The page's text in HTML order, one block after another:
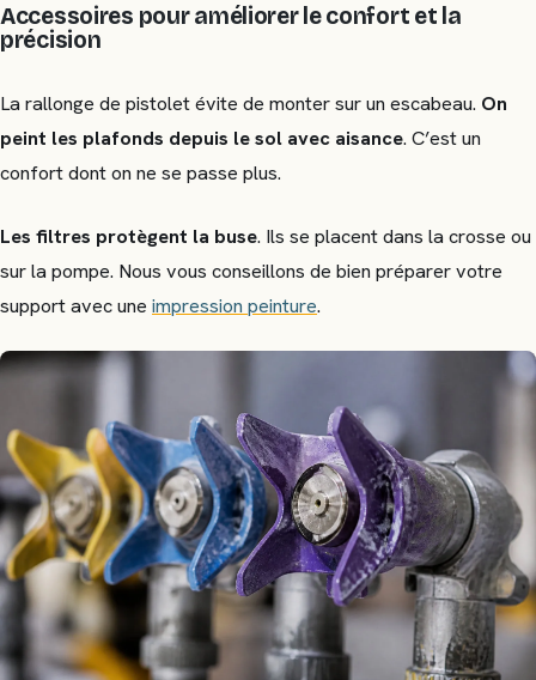
Accessoires pour améliorer le confort et la
précision
La rallonge de pistolet évite de monter sur un escabeau. On
peint les plafonds depuis le sol avec aisance. C’est un
confort dont on ne se passe plus.
Les filtres protègent la buse. Ils se placent dans la crosse ou
sur la pompe. Nous vous conseillons de bien préparer votre
support avec une impression peinture.